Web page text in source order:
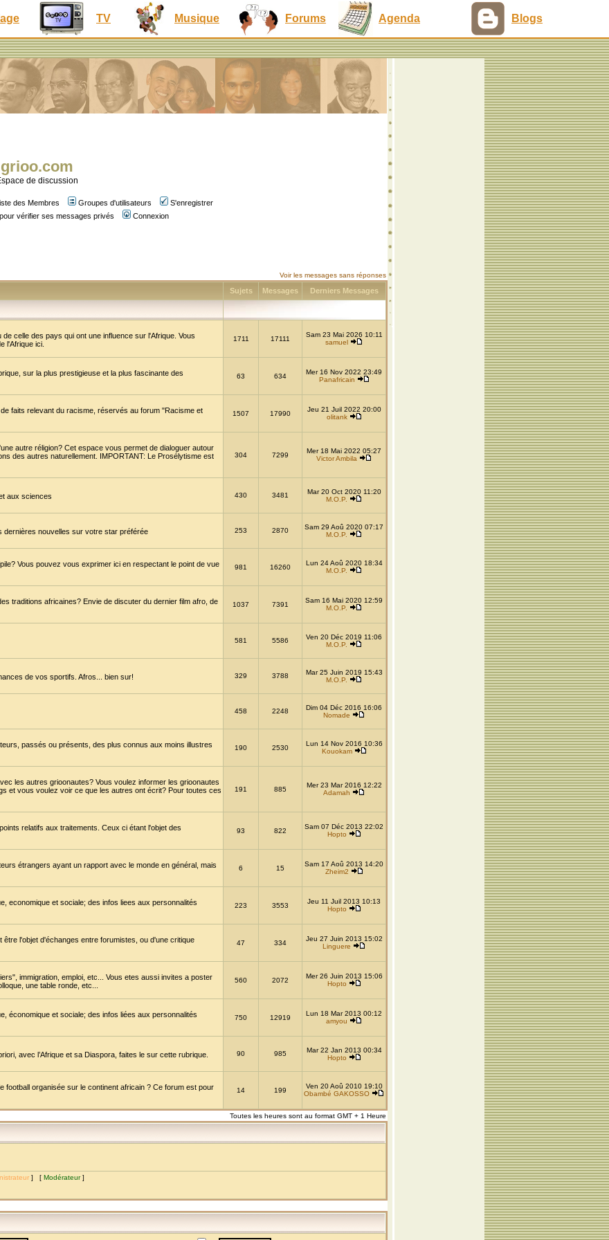
TV Musique Forums Agenda Blogs
grioo.com
de discussion
des Membres Groupes d'utilisateurs
S'enregistrer
vérifier ses messages privés Connexion
Voir les messages sans réponses
Sujets Messages Derniers Messages
celle des pays qui ont une influence sur l'Afrique. Vous
l'Afrique ici.
1711 17111
Sam 23 Mai 2026 10:11
samuel
sur la plus prestigieuse et la plus fascinante des
63 634
Mer 16 Nov 2022 23:49
Panafricain
faits relevant du racisme, réservés au forum "Racisme et
1507 17990
Jeu 21 Juil 2022 20:00
olitank
autre réligion? Cet espace vous permet de dialoguer autour
des autres naturellement. IMPORTANT: Le Prosélytisme est
304 7299
Mer 18 Mai 2022 05:27
Victor Ambila
aux sciences 430 3481
Mar 20 Oct 2020 11:20
M.O.P.
dernières nouvelles sur votre star préférée 253 2870
Sam 29 Aoû 2020 07:17
M.O.P.
Vous pouvez vous exprimer ici en respectant le point de vue
981 16260
Lun 24 Aoû 2020 18:34
M.O.P.
traditions africaines? Envie de discuter du dernier film afro, de
1037 7391
Sam 16 Mai 2020 12:59
M.O.P.
581 5586
Ven 20 Déc 2019 11:06
M.O.P.
de vos sportifs. Afros... bien sur! 329 3788
Mar 25 Juin 2019 15:43
M.O.P.
458 2248
Dim 04 Déc 2016 16:06
Nomade
passés ou présents, des plus connus aux moins illustres
190 2530
Lun 14 Nov 2016 10:36
Kouokam
les autres grioonautes? Vous voulez informer les grioonautes
et vous voulez voir ce que les autres ont écrit? Pour toutes ces
191 885
Mer 23 Mar 2016 12:22
Adamah
relatifs aux traitements. Ceux ci étant l'objet des
93 822
Sam 07 Déc 2013 22:02
Hopto
étrangers ayant un rapport avec le monde en général, mais
6 15
Sam 17 Aoû 2013 14:20
Zheim2
economique et sociale; des infos liees aux personnalités
223 3553
Jeu 11 Juil 2013 10:13
Hopto
l'objet d'échanges entre forumistes, ou d'une critique
47 334
Jeu 27 Juin 2013 15:02
Linguere
immigration, emploi, etc... Vous etes aussi invites a poster
une table ronde, etc...
560 2072
Mer 26 Juin 2013 15:06
Hopto
économique et sociale; des infos liées aux personnalités
750 12919
Lun 18 Mar 2013 00:12
amyou
avec l’Afrique et sa Diaspora, faites le sur cette rubrique. 90 985
Mar 22 Jan 2013 00:34
Hopto
organisée sur le continent africain ? Ce forum est pour
14 199
Ven 20 Aoû 2010 19:10
Obambé GAKOSSO
Toutes les heures sont au format GMT + 1 Heure
] [ Modérateur]